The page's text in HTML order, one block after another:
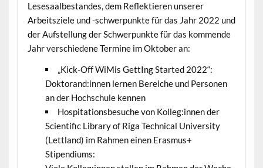
Lesesaalbestandes, dem Reflektieren unserer
Arbeitsziele und -schwerpunkte für das Jahr 2022 und
der Aufstellung der Schwerpunkte für das kommende
Jahr verschiedene Termine im Oktober an:
„Kick-Off WiMis GettIng Started 2022“:
Doktorand:innen lernen Bereiche und Personen
an der Hochschule kennen
Hospitationsbesuche von Kolleg:innen der
Scientific Library of Riga Technical University
(Lettland) im Rahmen einen Erasmus+
Stipendiums: